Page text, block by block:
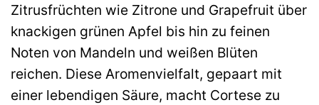
Zitrusfrüchten wie Zitrone und Grapefruit über
knackigen grünen Apfel bis hin zu feinen
Noten von Mandeln und weißen Blüten
reichen. Diese Aromenvielfalt, gepaart mit
einer lebendigen Säure, macht Cortese zu